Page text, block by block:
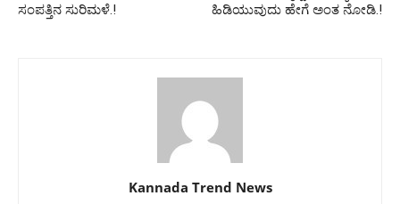
ಸಂಪತ್ತಿನ ಸುರಿಮಳೆ.!
ಹಿಡಿಯುವುದು ಹೇಗೆ ಅಂತ ನೋಡಿ.!
Kannada Trend News